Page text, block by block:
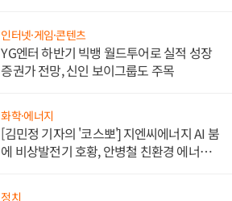
인터넷·게임·콘텐츠
YG엔터 하반기 빅뱅 월드투어로 실적 성장
증권가 전망, 신인 보이그룹도 주목
화학·에너지
[김민정 기자의 '코스뽀'] 지엔씨에너지 AI 붐
에 비상발전기 호황, 안병철 친환경 에너지
정치